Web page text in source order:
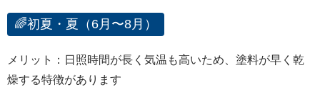
🌈初夏・夏（6月〜8月）
メリット：日照時間が長く気温も高いため、塗料が早く乾
燥する特徴があります